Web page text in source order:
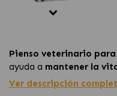
Pienso veterinario
ayuda a mantener la
preservar la masa
Ver descripción